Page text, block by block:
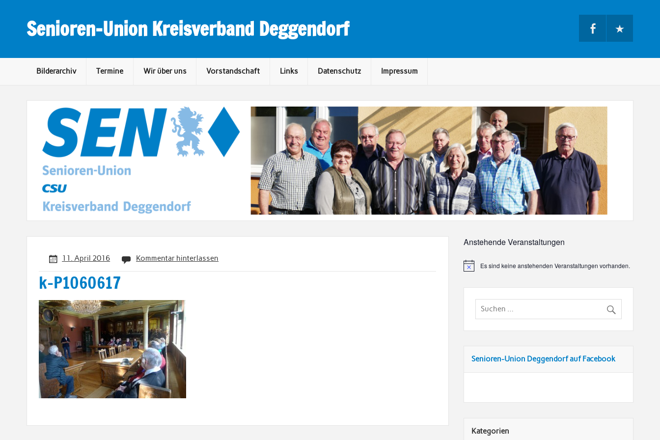
Senioren-Union Kreisverband Deggendorf
Bilderarchiv Termine Wir über uns Vorstandschaft Links Datenschutz Impressum
11. April 2016 Kommentar hinterlassen
k-P1060617
Anstehende Veranstaltungen
Es sind keine anstehenden Veranstaltungen vorhanden.
Senioren-Union Deggendorf auf Facebook
Kategorien